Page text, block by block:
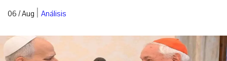
06 / Aug | Análisis